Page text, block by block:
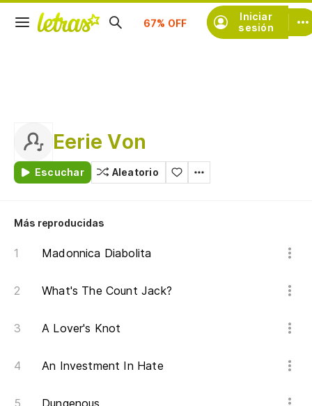
Iniciar
sesión
Suscríbete
Eerie Von
Escuchar Aleatorio
Más reproducidas
Madonnica Diabolita
What's The Count Jack?
A Lover's Knot
An Investment In Hate
Dungenous